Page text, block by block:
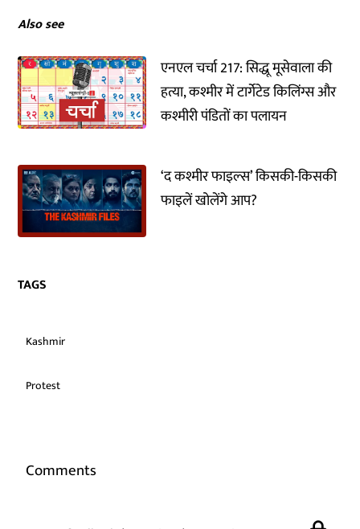
Also see
एनएल चर्चा 217: सिद्धू मूसेवाला की
हत्या, कश्मीर में टार्गेटेड किलिंग्स और
कश्मीरी पंडितों का पलायन
‘द कश्मीर फाइल्स’ किसकी-किसकी
फाइलें खोलेंगे आप?
TAGS
Kashmir
Protest
Comments